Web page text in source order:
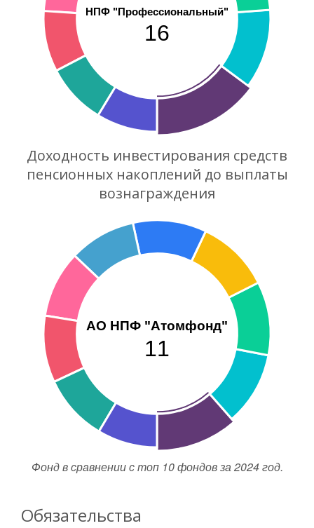
НПФ "Профессиональный"
16
Доходность инвестирования средств
пенсионных накоплений до выплаты
вознаграждения
АО НПФ "Атомфонд"
11
Фонд в сравнении с топ 10 фондов за 2024 год.
Обязательства